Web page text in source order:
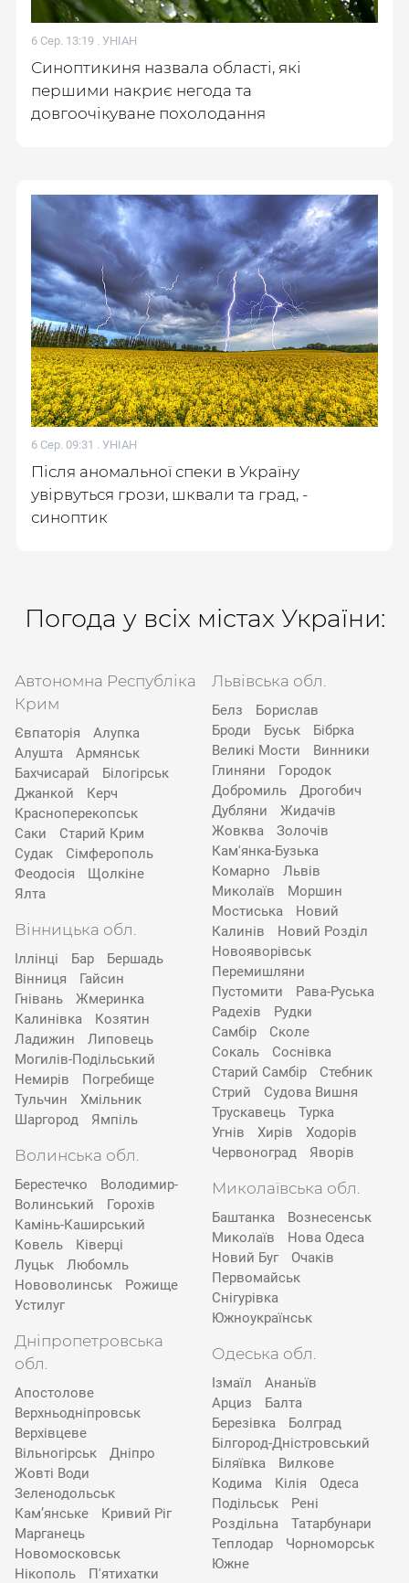
6 Сер. 13:19 . УНІАН
Синоптикиня назвала області, які
першими накриє негода та
довгоочікуване похолодання
6 Сер. 09:31 . УНІАН
Після аномальної спеки в Україну
увірвуться грози, шквали та град, -
синоптик
Погода у всіх містах України:
Автономна Республіка
Крим
Євпаторія
Алупка
Алушта
Армянськ
Бахчисарай
Білогірськ
Джанкой
Керч
Красноперекопськ
Саки
Старий Крим
Судак
Сімферополь
Феодосія
Щолкіне
Ялта
Вінницька обл.
Іллінці Бар
Бершадь
Вінниця
Гайсин
Гнівань
Жмеринка
Калинівка
Козятин
Ладижин
Липовець
Могилів-Подільський
Немирів
Погребище
Тульчин
Хмільник
Шаргород
Ямпіль
Волинська обл.
Берестечко
Володимир-
Волинський
Горохів
Камінь-Каширський
Ковель
Ківерці
Луцьк
Любомль
Нововолинськ
Рожище
Устилуг
Дніпропетровська
обл.
Апостолове
Верхньодніпровськ
Верхівцеве
Вільногірськ
Дніпро
Жовті Води
Зеленодольськ
Кам’янське
Кривий Ріг
Марганець
Новомосковськ
Нікополь
П'ятихатки
Львівська обл.
Белз
Борислав
Броди
Буськ
Бібрка
Великі Мости
Винники
Глиняни
Городок
Добромиль
Дрогобич
Дубляни
Жидачів
Жовква
Золочів
Кам'янка-Бузька
Комарно
Львів
Миколаїв
Моршин
Мостиська
Новий
Калинів
Новий Розділ
Новояворівськ
Перемишляни
Пустомити
Рава-Руська
Радехів
Рудки
Самбір
Сколе
Сокаль
Соснівка
Старий Самбір
Стебник
Стрий
Судова Вишня
Трускавець
Турка
Угнів
Хирів
Ходорів
Червоноград
Яворів
Миколаївська обл.
Баштанка
Вознесенськ
Миколаїв
Нова Одеса
Новий Буг
Очаків
Первомайськ
Снігурівка
Южноукраїнськ
Одеська обл.
Ізмаїл
Ананьїв
Арциз
Балта
Березівка
Болград
Білгород-Дністровський
Біляївка
Вилкове
Кодима
Кілія
Одеса
Подільськ
Рені
Роздільна
Татарбунари
Теплодар
Чорноморськ
Южне